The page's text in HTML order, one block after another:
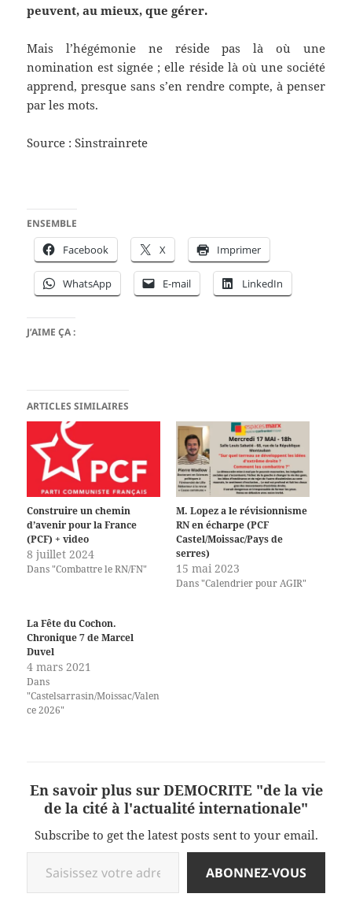
peuvent, au mieux, que gérer.
Mais l’hégémonie ne réside pas là où une
nomination est signée ; elle réside là où une société
apprend, presque sans s’en rendre compte, à penser
par les mots.
Source : Sinstrainrete
ENSEMBLE
Facebook X Imprimer
WhatsApp E-mail LinkedIn
J’AIME ÇA :
ARTICLES SIMILAIRES
Construire un chemin
d’avenir pour la France
(PCF) + video
8 juillet 2024
Dans "Combattre le RN/FN"
M. Lopez a le révisionnisme
RN en écharpe (PCF
Castel/Moissac/Pays de
serres)
15 mai 2023
Dans "Calendrier pour AGIR"
La Fête du Cochon.
Chronique 7 de Marcel
Duvel
4 mars 2021
Dans
"Castelsarrasin/Moissac/Valen
ce 2026"
En savoir plus sur DEMOCRITE "de la vie
de la cité à l'actualité internationale"
Subscribe to get the latest posts sent to your email.
Saisissez votre adresse e-mail…
ABONNEZ-VOUS